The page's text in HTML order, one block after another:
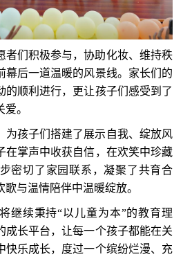
者们积极参与，协助化妆、维持秩
幕后一道温暖的风景线。家长们的
的顺利进行，更让孩子们感受到了
。
为孩子们搭建了展示自我、绽放风
在掌声中收获自信，在欢笑中珍藏
密切了家园联系，凝聚了共育合
与温情陪伴中温暖绽放。
继续秉持“以儿童为本”的教育理
成长平台，让每一个孩子都能在关
快乐成长，度过一个缤纷烂漫、充